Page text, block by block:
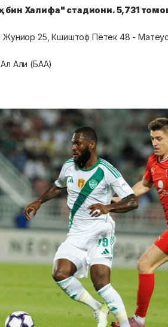
бин Халифа" стадиони. 5,731
25, Кшиштоф Пётек 48 -
Али (БАА)